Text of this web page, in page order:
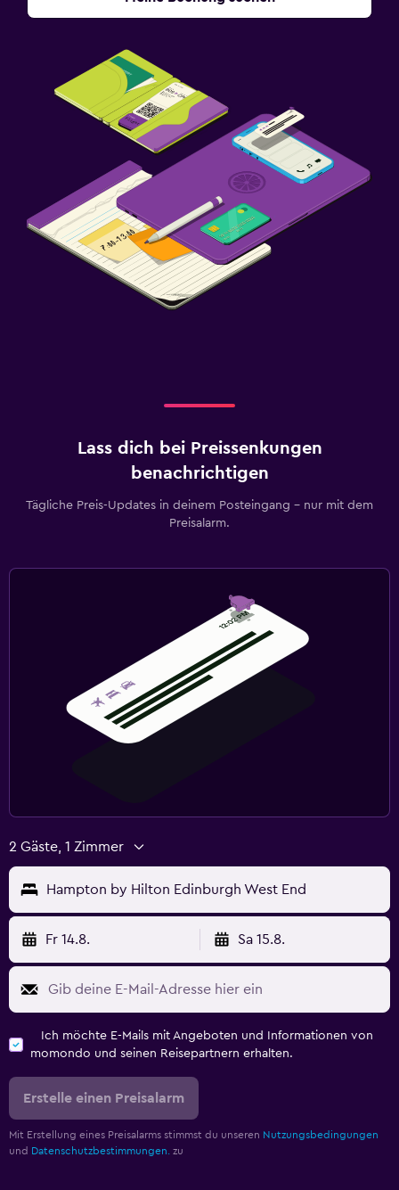
Lass dich bei Preissenkungen
benachrichtigen
Tägliche Preis-Updates in deinem Posteingang – nur mit dem
Preisalarm.
2 Gäste, 1 Zimmer
Hampton by Hilton Edinburgh West End
Fr 14.8. Sa 15.8.
Ich möchte E-Mails mit Angeboten und Informationen von
momondo und seinen Reisepartnern erhalten.
Erstelle einen Preisalarm
Mit Erstellung eines Preisalarms stimmst du unseren Nutzungsbedingungen
und Datenschutzbestimmungen. zu